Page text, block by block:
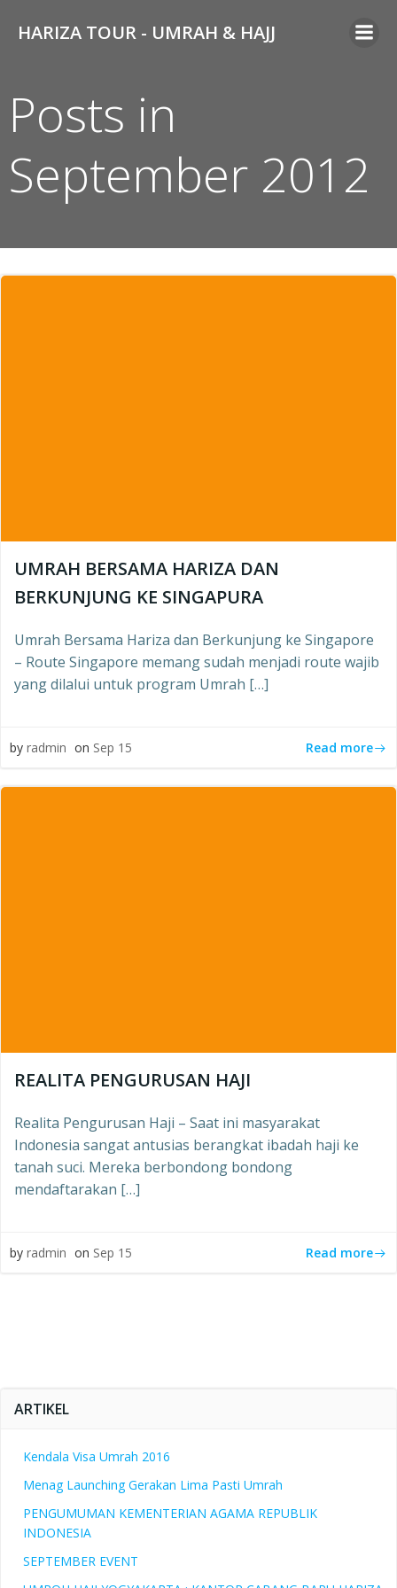
to
HARIZA TOUR - UMRAH & HAJJ
Posts in
September 2012
UMRAH BERSAMA HARIZA DAN
BERKUNJUNG KE SINGAPURA
Umrah Bersama Hariza dan Berkunjung ke Singapore
– Route Singapore memang sudah menjadi route wajib
yang dilalui untuk program Umrah […]
by radmin on Sep 15 Read more
REALITA PENGURUSAN HAJI
Realita Pengurusan Haji – Saat ini masyarakat
Indonesia sangat antusias berangkat ibadah haji ke
tanah suci. Mereka berbondong bondong
mendaftarakan […]
by radmin on Sep 15 Read more
ARTIKEL
Kendala Visa Umrah 2016
Menag Launching Gerakan Lima Pasti Umrah
PENGUMUMAN KEMENTERIAN AGAMA REPUBLIK
INDONESIA
SEPTEMBER EVENT